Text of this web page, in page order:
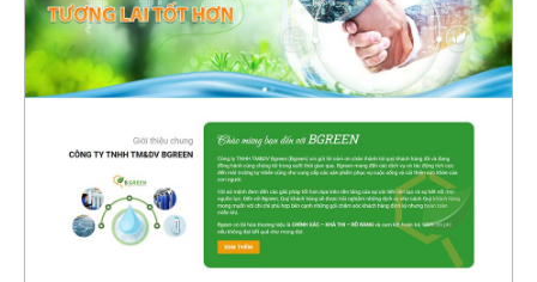
47304
CHI TIẾT